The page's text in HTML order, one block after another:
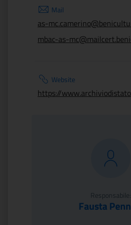
Mail
as-
mbac-as-
Website
Responsabile:
Fausta